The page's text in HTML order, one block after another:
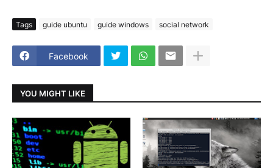
Tags guide ubuntu guide windows social network
Facebook
YOU MIGHT LIKE